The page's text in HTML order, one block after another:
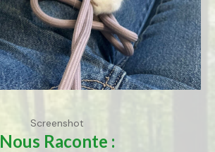
Screenshot
Nous Raconte :